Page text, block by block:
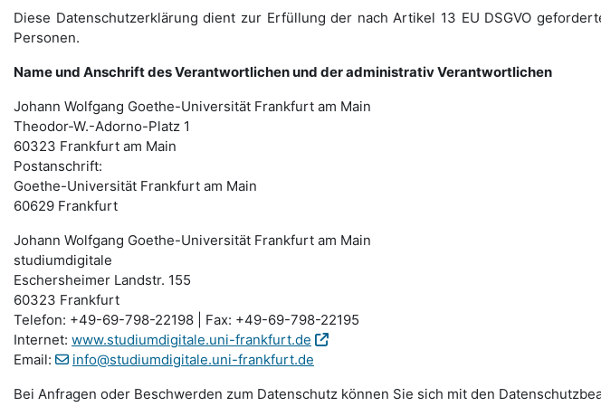
Diese Datenschutzerklärung dient zur Erfüllung der nach Artikel 13 EU DSGVO
Personen.
Name und Anschrift des Verantwortlichen und der administrativ Verantwortlichen
Johann Wolfgang Goethe-Universität Frankfurt am Main
Theodor-W.-Adorno-Platz 1
60323 Frankfurt am Main
Postanschrift:
Goethe-Universität Frankfurt am Main
60629 Frankfurt
Johann Wolfgang Goethe-Universität Frankfurt am Main
studiumdigitale
Eschersheimer Landstr. 155
60323 Frankfurt
Telefon: +49-69-798-22198 | Fax: +49-69-798-22195
Internet: www.studiumdigitale.uni-frankfurt.de
Email:
info@studiumdigitale.uni-frankfurt.de
Bei Anfragen oder Beschwerden zum Datenschutz können Sie sich mit den